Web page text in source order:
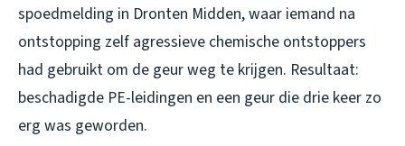
spoedmelding in Dronten Midden, waar iemand na
ontstopping zelf agressieve chemische ontstoppers
had gebruikt om de geur weg te krijgen. Resultaat:
beschadigde PE-leidingen en een geur die drie keer zo
erg was geworden.